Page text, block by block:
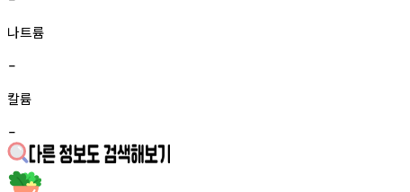
나트륨
-
칼륨
-